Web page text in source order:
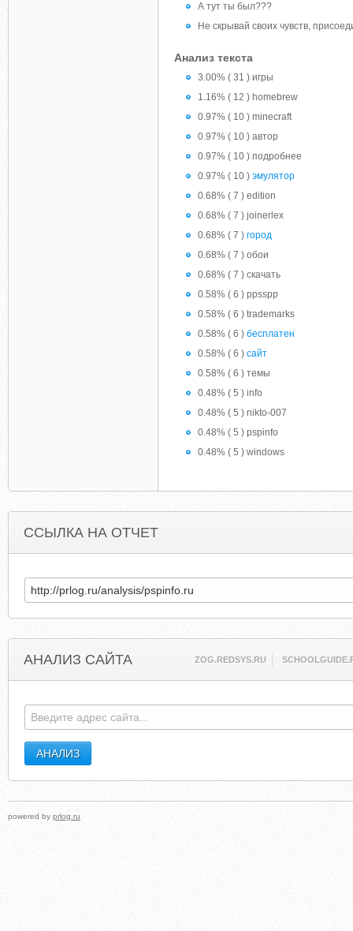
А тут ты был???
Не скрывай своих чувств,
Анализ текста
3.00% ( 31 ) игры
1.16% ( 12 ) homebrew
0.97% ( 10 ) minecraft
0.97% ( 10 ) автор
0.97% ( 10 ) подробнее
0.97% ( 10 ) эмулятор
0.68% ( 7 ) edition
0.68% ( 7 ) joinerlex
0.68% ( 7 ) город
0.68% ( 7 ) обои
0.68% ( 7 ) скачать
0.58% ( 6 ) ppsspp
0.58% ( 6 ) trademarks
0.58% ( 6 ) бесплатен
0.58% ( 6 ) сайт
0.58% ( 6 ) темы
0.48% ( 5 ) info
0.48% ( 5 ) nikto-007
0.48% ( 5 ) pspinfo
0.48% ( 5 ) windows
ССЫЛКА НА ОТЧЕТ
АНАЛИЗ САЙТА ZOG.REDSYS.RU
powered by prlog.ru